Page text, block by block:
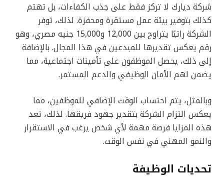
شركة ديارك لا تركز فقط على جذب الكفاءات، بل تهتم
كذلك بتوفير بيئة عمل مستقرة ومحفزة. لذلك، توفر
الشركة راتبًا يتراوح بين 12,000 و15,000 جنيه مصري، وهو
رقم يعكس تقديرها للمبدعين في هذا المجال. بالإضافة
إلى ذلك، يحصل الموظفون على تأمينات اجتماعية، مما
يضمن لهم الأمان الوظيفي والدعم المستمر.
وبالمثل، يتم احتساب الوقت الإضافي للموظفين، مما
يعكس التزام الشركة بتقدير جهود فريقها. لذلك، تعد
هذه المزايا فرصة مهمة لأي شخص يرغب في الاستقرار
والنمو المهني في نفس الوقت.
تحديات الوظيفة